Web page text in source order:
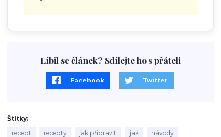
Líbil se článek? Sdílejte ho s přáteli
Facebook Twitter
Štítky
recept
recepty jak připravit jak návody